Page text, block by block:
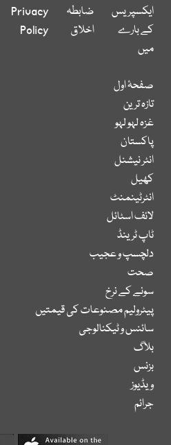
ایکسپریس
کے بارے
میں
ضابطہ
اخلاق
Privacy
Policy
صفحۂ اول
تازہ ترین
غزہ لہو لہو
پاکستان
انٹر نیشنل
کھیل
انٹرٹینمنٹ
لائف اسٹائل
ٹاپ ٹرینڈ
دلچسپ و عجیب
صحت
سونے کے نرخ
پیٹرولیم مصنوعات کی قیمتیں
سائنس و ٹیکنالوجی
بلاگ
بزنس
ویڈیوز
جرائم